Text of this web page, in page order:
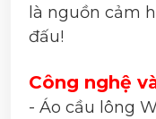
là nguồn cảm
đấu!
Công nghệ
- Áo cầu lông